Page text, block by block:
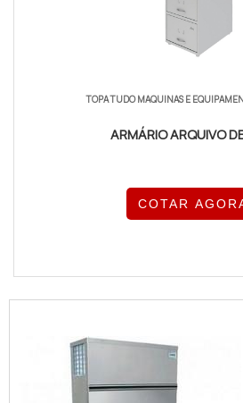
TOPA TUDO MAQUINAS E
ARMÁRIO ARQUIVO
COTAR